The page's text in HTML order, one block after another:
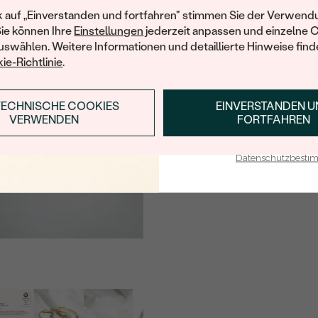
auf „Einverstanden und fortfahren" stimmen Sie der
können Ihre Einstellungen jederzeit anpassen und einzelne
Weitere Informationen und detaillierte Hinweise
Richtlinie.
EINVERSTANDEN
FORTFAHREN
COOKIES
VERWENDEN
ANZAHL:
KARATGEWICHT:
REINHEIT:
Ihren ersten
ANMELDEN &
E-Mail-Adresse je bei uns in